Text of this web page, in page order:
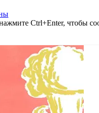
Ctrl+Enter, чтобы